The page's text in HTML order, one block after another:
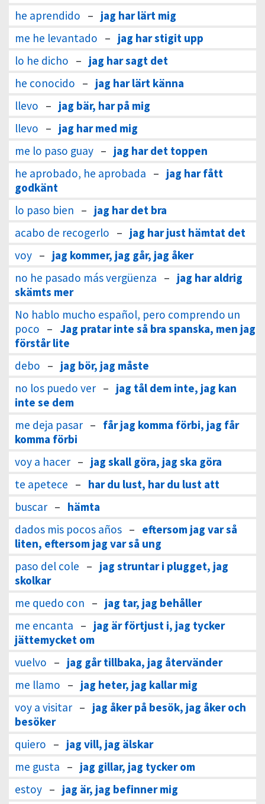
he aprendido – jag har lärt mig
me he levantado – jag har stigit upp
lo he dicho – jag har sagt det
he conocido – jag har lärt känna
llevo – jag bär, har på mig
llevo – jag har med mig
me lo paso guay – jag har det toppen
he aprobado, he aprobada – jag har fått
godkänt
lo paso bien – jag har det bra
acabo de recogerlo – jag har just hämtat det
voy – jag kommer, jag går, jag åker
no he pasado más vergüenza – jag har aldrig
skämts mer
No hablo mucho español, pero comprendo un
poco – Jag pratar inte så bra spanska, men jag
förstår lite
debo – jag bör, jag måste
no los puedo ver – jag tål dem inte, jag kan
inte se dem
me deja pasar – får jag komma förbi, jag får
komma förbi
voy a hacer – jag skall göra, jag ska göra
te apetece – har du lust, har du lust att
buscar – hämta
dados mis pocos años – eftersom jag var så
liten, eftersom jag var så ung
paso del cole – jag struntar i plugget, jag
skolkar
me quedo con – jag tar, jag behåller
me encanta – jag är förtjust i, jag tycker
jättemycket om
vuelvo – jag går tillbaka, jag återvänder
me llamo – jag heter, jag kallar mig
voy a visitar – jag åker på besök, jag åker och
besöker
quiero – jag vill, jag älskar
me gusta – jag gillar, jag tycker om
estoy – jag är, jag befinner mig